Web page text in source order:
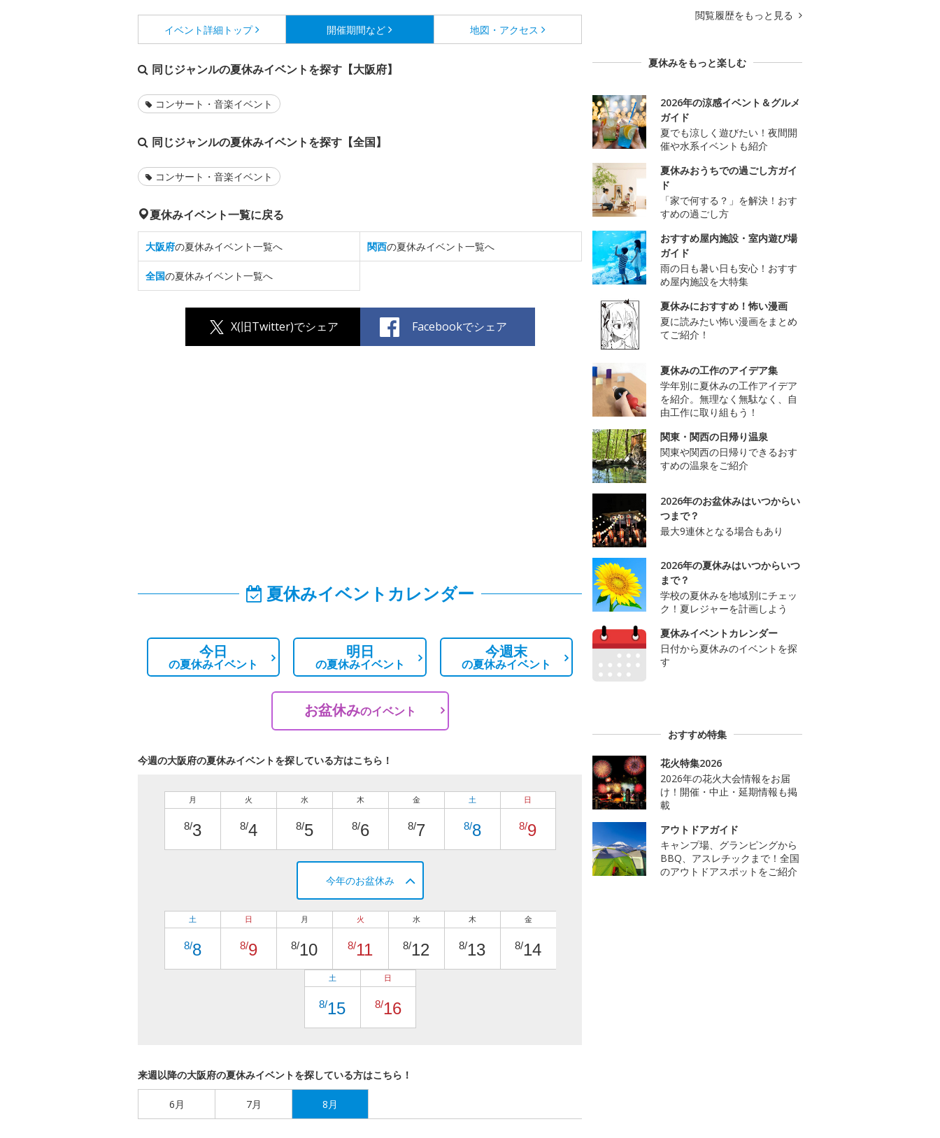
イベント詳細 トップ 開催期間など 地図・アクセス
同じジャンルの夏休みイベントを探す【大阪府】
コンサート・音楽イベント
同じジャンルの夏休みイベントを探す【全国】
コンサート・音楽イベント
夏休みイベント一覧に戻る
大阪府の夏休みイベント一覧へ 関西の夏休みイベント一覧へ
全国の夏休みイベント一覧へ
X(旧Twitter)でシェア Facebookでシェア
夏休みイベントカレンダー
今日
の夏休みイベント
明日
の夏休みイベント
今週末
の夏休みイベント
お盆休みのイベント
今週の大阪府の夏休みイベントを探している方はこちら！
月
8/3
火
8/4
水
8/5
木
8/6
金
8/7
土
8/8
日
8/9
今年のお盆休み
土
8/8
日
8/9
月
8/10
火
8/11
水
8/12
木
8/13
金
8/14
土
8/15
日
8/16
来週以降の大阪府の夏休みイベントを探している方はこちら！
6月 7月 8月
閲覧履歴をもっと見る
夏休みをもっと楽しむ
2026年の涼感イベント＆グルメ
ガイド
夏でも涼しく遊びたい！夜間開
催や水系イベントも紹介
夏休みおうちでの過ごし方ガイ
ド
「家で何する？」を解決！おす
すめの過ごし方
おすすめ屋内施設・室内遊び場
ガイド
雨の日も暑い日も安心！おすす
め屋内施設を大特集
夏休みにおすすめ！怖い漫画
夏に読みたい怖い漫画をまとめ
てご紹介！
夏休みの工作のアイデア集
学年別に夏休みの工作アイデア
を紹介。無理なく無駄なく、自
由工作に取り組もう！
関東・関西の日帰り温泉
関東や関西の日帰りできるおす
すめの温泉をご紹介
2026年のお盆休みはいつからい
つまで？
最大9連休となる場合もあり
2026年の夏休みはいつからいつ
まで？
学校の夏休みを地域別にチェッ
ク！夏レジャーを計画しよう
夏休みイベントカレンダー
日付から夏休みのイベントを探
す
おすすめ特集
花火特集2026
2026年の花火大会情報をお届
け！開催・中止・延期情報も掲
載
アウトドアガイド
キャンプ場、グランピングから
BBQ、アスレチックまで！全国
のアウトドアスポットをご紹介